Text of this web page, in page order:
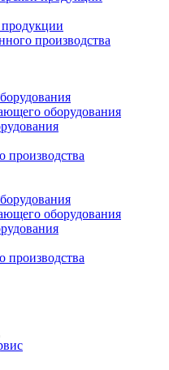
производства
оборудования
производства
оборудования
производства